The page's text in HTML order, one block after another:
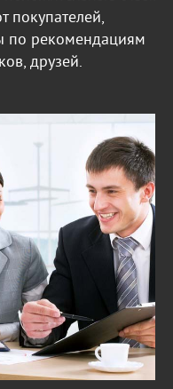
покупателей,
по рекомендациям
друзей.